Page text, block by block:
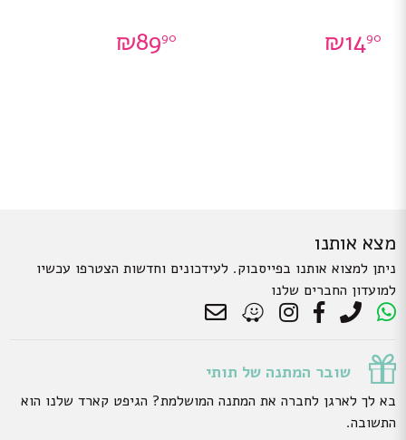
₪1490
₪8990
מצא אותנו
ניתן למצוא אותנו בפייסבוק. לעידכונים וחדשות הצטרפו עכשיו
למועדון החברים שלנו
שובר המתנה של תותי
בא לך לארגן לחברה את המתנה המושלמת? הגיפט קארד שלנו הוא
התשובה.